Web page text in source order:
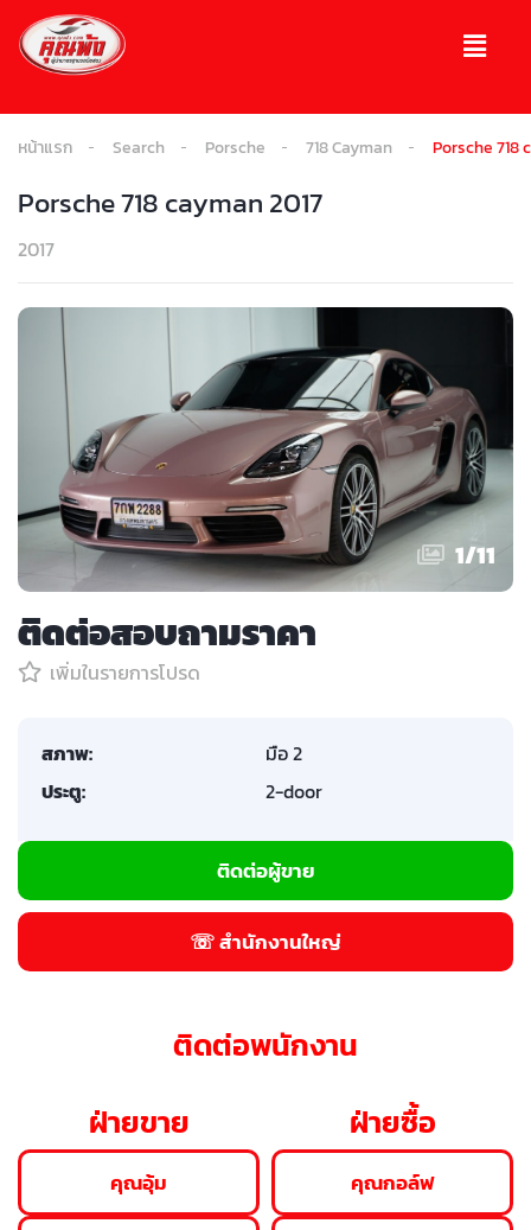
หน้าแรก Search Porsche 718 Cayman Porsche 718
Porsche 718 cayman 2017
2017
1/11
ติดต่อสอบถามราคา
เพิ่มในรายการโปรด
สภาพ:
มือ 2
ประตู:
2-door
ติดต่อผู้ขาย
☏ สำนักงานใหญ่
ติดต่อพนักงาน
ฝ่ายขาย
คุณอุ้ม
ฝ่ายซื้อ
คุณกอล์ฟ